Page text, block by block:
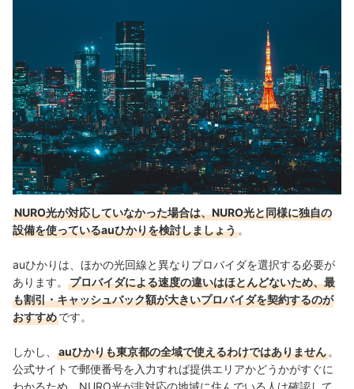
NURO光が対応していなかった場合は、NURO光と同様に独自の
設備を使っているauひかりを検討しましょう 。
auひかりは、ほかの光回線と異なりプロバイダを選択する必要が
あります。
プロバイダによる速度の違いはほとんどないため、最
も割引・キャッシュバック額が大きいプロバイダを契約するのが
おすすめです。
しかし、 auひかりも東京都の全域で使えるわけではありません 。
公式サイトで郵便番号を入力すれば提供エリアかどうかがすぐに
わかるため、NURO光が非対応の地域に住んでいる人は確認して